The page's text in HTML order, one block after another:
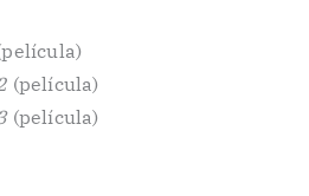
(película)
(película)